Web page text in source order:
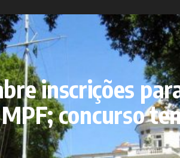
inscrições
concurso